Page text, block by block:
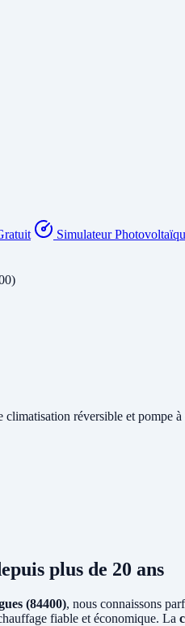
Simulateur
climatisation réversible et pompe
plus de 20 ans
(84400), nous connaissons
fiable et économique. La